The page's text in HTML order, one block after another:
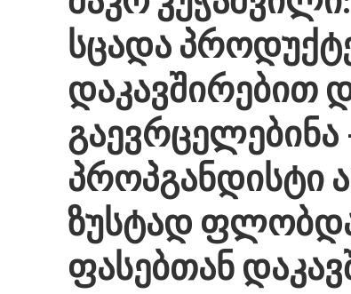
სცადა
დაკავშირებით
პროპგანდისტი
ზუსტად
ფასებთან